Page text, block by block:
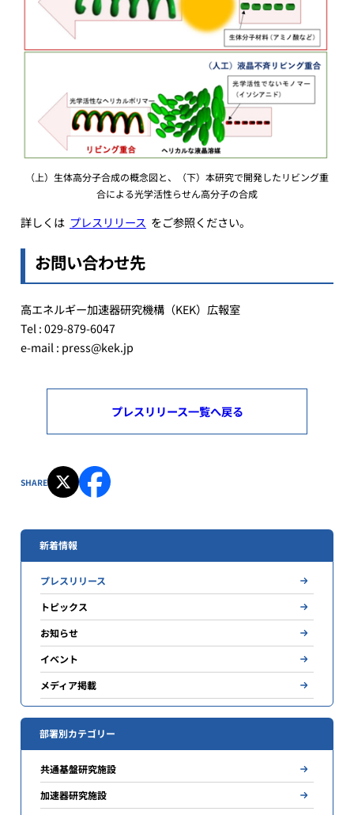
（上）生体高分子合成の概念図と、（下）本研究で開発したリビング重
合による光学活性らせん高分子の合成
詳しくは プレスリリース をご参照ください。
お問い合わせ先
高エネルギー加速器研究機構（KEK）広報室
Tel : 029-879-6047
e-mail : press@kek.jp
プレスリリース一覧へ戻る
SHARE
新着情報
プレスリリース
トピックス
お知らせ
イベント
メディア掲載
部署別カテゴリー
共通基盤研究施設
加速器研究施設